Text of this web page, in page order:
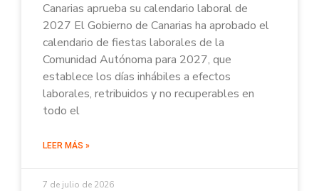
Canarias aprueba su calendario laboral de
2027 El Gobierno de Canarias ha aprobado el
calendario de fiestas laborales de la
Comunidad Autónoma para 2027, que
establece los días inhábiles a efectos
laborales, retribuidos y no recuperables en
todo el
LEER MÁS »
7 de julio de 2026